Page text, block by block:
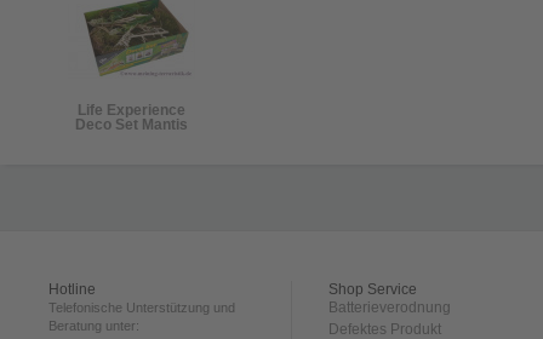
Life Experience
Deco Set Mantis
Hotline
Telefonische Unterstützung und
Beratung unter:
Shop Service
Batterieverodnung
Defektes Produkt